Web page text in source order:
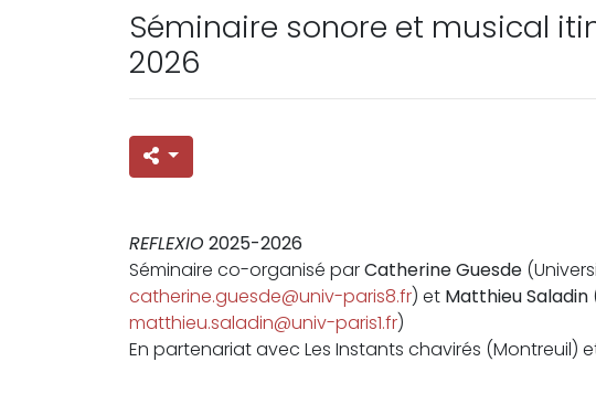
Séminaire sonore et musical
2026
REFLEXIO 2025-2026
Séminaire co-organisé parCatherine Guesde
catherine.guesde@univ-paris8.fr) et Matthieu Saladin
matthieu.saladin@univ-paris1.fr)
En partenariat avec Les Instants chavirés (Montreuil)